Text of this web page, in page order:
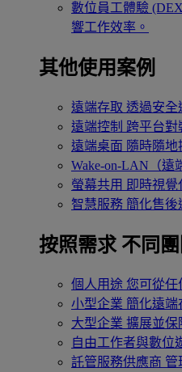
數位員工體驗
響工作效率。
其他使用案例
遠端存取 透過安全
遠端控制 跨平台對
遠端桌面 隨時隨
Wake-on-LAN（遠
螢幕共用 即時視覺
智慧服務 簡化售後
按照需求 不同
個人用途 您可從任
小型企業 簡化遠端
大型企業 擴展並保
自由工作者與數位
託管服務供應商 管